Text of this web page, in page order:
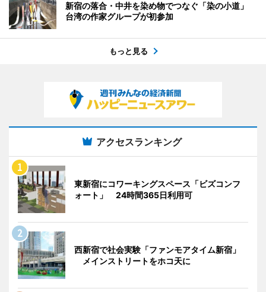
新宿の落合・中井を染め物でつなぐ「染の小道」
台湾の作家グループが初参加
もっと見る
アクセスランキング
東新宿にコワーキングスペース「ビズコンフ
ォート」 24時間365日利用可
西新宿で社会実験「ファンモアタイム新宿」
メインストリートをホコ天に